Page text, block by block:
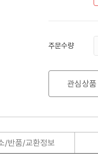
주문수량
관심상품
/반품/교환정보